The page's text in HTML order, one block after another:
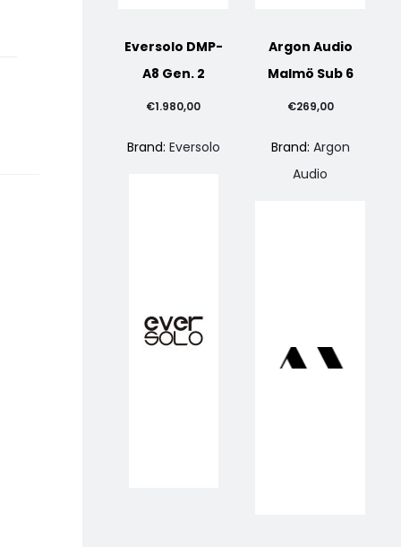
Eversolo DMP-
A8 Gen. 2
€1.980,00
Brand: Eversolo
Argon Audio
Malmö Sub 6
€269,00
Brand: Argon
Audio